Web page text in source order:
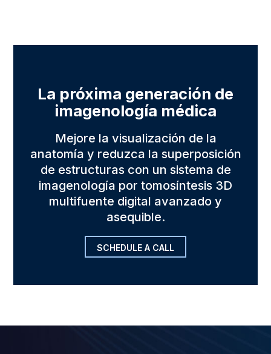
La próxima generación de
imagenología médica
Mejore la visualización de la
anatomía y reduzca la superposición
de estructuras con un sistema de
imagenología por tomosíntesis 3D
multifuente digital avanzado y
asequible.
SCHEDULE A CALL